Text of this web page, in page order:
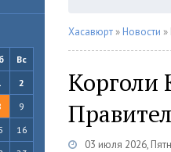
Вс
2
9
16
ГОРОДСКАЯ
Хасавюрт » Новости
Корголи
03 июля 2026,